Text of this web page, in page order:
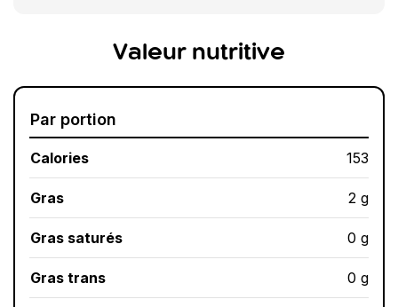
Valeur nutritive
Par portion
Calories 153
Gras 2 g
Gras saturés 0 g
Gras trans 0 g